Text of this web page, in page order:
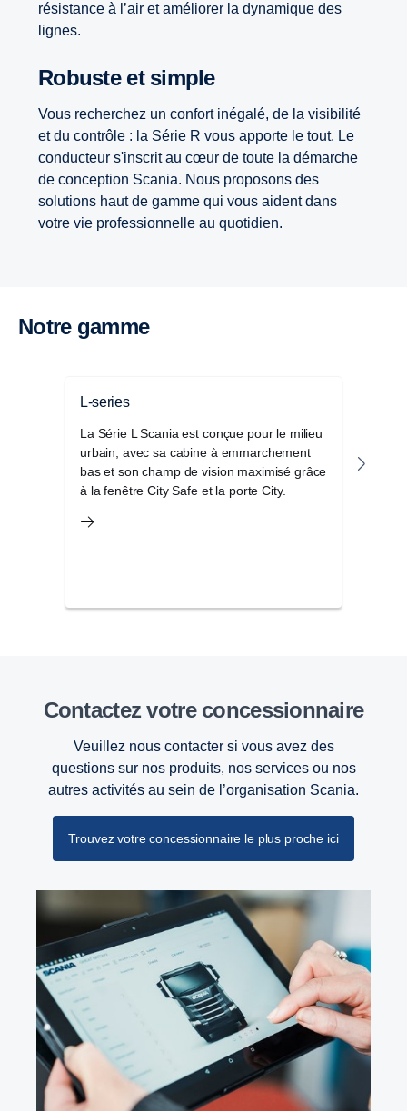
résistance à l’air et améliorer la dynamique des
lignes.
Robuste et simple
Vous recherchez un confort inégalé, de la visibilité
et du contrôle : la Série R vous apporte le tout. Le
conducteur s'inscrit au cœur de toute la démarche
de conception Scania. Nous proposons des
solutions haut de gamme qui vous aident dans
votre vie professionnelle au quotidien.
Notre gamme
L-series
La Série L Scania est conçue pour le milieu
urbain, avec sa cabine à emmarchement
bas et son champ de vision maximisé grâce
à la fenêtre City Safe et la porte City.
Contactez votre concessionnaire
Veuillez nous contacter si vous avez des
questions sur nos produits, nos services ou nos
autres activités au sein de l’organisation Scania.
Trouvez votre concessionnaire le plus proche ici